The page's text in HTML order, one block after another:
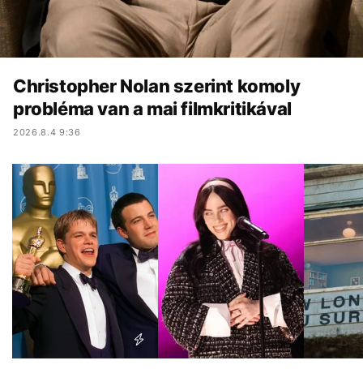
Christopher Nolan szerint komoly
probléma van a mai filmkritikával
2026.8.4 9:36